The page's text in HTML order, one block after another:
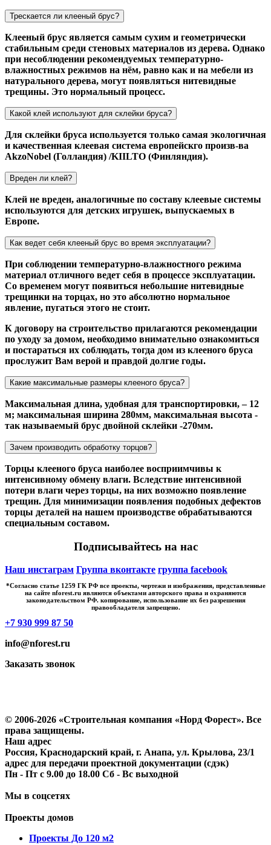
Трескается ли клееный брус?
Клееный брус является самым сухим и геометрически
стабильным среди стеновых материалов из дерева. Однако
при несоблюдении рекомендуемых температурно-
влажностных режимов на нём, равно как и на мебели из
натурального дерева, могут появляться нитевидные
трещины. Это нормальный процесс.
Какой клей используют для склейки бруса?
Для склейки бруса используется только самая экологичная
и качественная клеевая система европейскго произв-ва
AkzoNobel (Голландия) /KIILTO (Финляндия).
Вреден ли клей?
Клей не вреден, аналогичные по составу клеевые системы
используются для детских игрушек, выпускаемых в
Европе.
Как ведет себя клееный брус во время эксплуатации?
При соблюдении температурно-влажностного режима
материал отличного ведет себя в процессе эксплуатации.
Со временем могут появиться небольшие нитевидные
трещинки на торцах, но это абсолютно нормальное
явление, пугаться этого не стоит.
К договору на строительство прилагаются рекомендации
по уходу за домом, необходимо внимательно ознакомиться
и постараться их соблюдать, тогда дом из клееного бруса
прослужит Вам верой и правдой долгие годы.
Какие максимальные размеры клееного бруса?
Максимальная длина, удобная для транспортировки, – 12
м; максимальная ширина 280мм, максимальная высота -
так называемый брус двойной склейки -270мм.
Зачем производить обработку торцов?
Торцы клееного бруса наиболее восприимчивы к
интенсивному обмену влаги. Вследствие интенсивной
потери влаги через торцы, на них возможно появление
трещин. Для минимизации появления подобных дефектов
торцы деталей на нашем производстве обрабатываются
специальным составом.
Подписывайтесь на нас
Наш инстаграм Группа вконтакте группа facebook
*Cогласно статье 1259 ГК РФ все проекты, чертежи и изображения, представленные
на сайте nforest.ru являются объектами авторского права и охраняются
законодательством РФ. копирование, использование их без разрешения
правообладателя запрещено.
+7 930 999 87 50
info@nforest.ru
Заказать звонок
© 2006-2026 «Строительная компания «Норд Форест». Все
права защищены.
Наш адрес
Россия, Краснодарский край, г. Анапа, ул. Крылова, 23/1
адрес для передачи проектной документации (сдэк)
Пн - Пт с 9.00 до 18.00 Сб - Вс выходной
Мы в соцсетях
Проекты домов
Проекты До 120 м2